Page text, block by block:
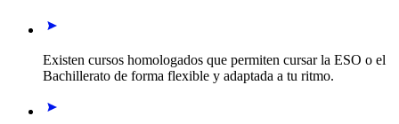
Existen cursos homologados que permiten cursar la ESO o el
Bachillerato de forma flexible y adaptada a tu ritmo.